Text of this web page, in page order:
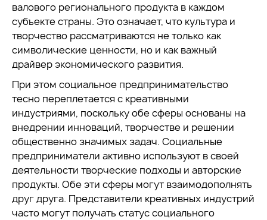
валового регионального продукта в каждом
субъекте страны. Это означает, что культура и
творчество рассматриваются не только как
символические ценности, но и как важный
драйвер экономического развития.
При этом социальное предпринимательство
тесно переплетается с креативными
индустриями, поскольку обе сферы основаны на
внедрении инноваций, творчестве и решении
общественно значимых задач. Социальные
предприниматели активно используют в своей
деятельности творческие подходы и авторские
продукты. Обе эти сферы могут взаимодополнять
друг друга. Представители креативных индустрий
часто могут получать статус социального